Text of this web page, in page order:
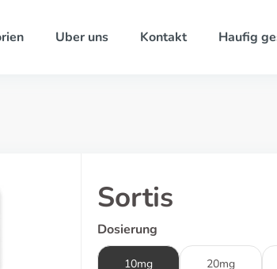
Uber uns Kontakt Haufig
Sortis
Dosierung
10mg 20mg